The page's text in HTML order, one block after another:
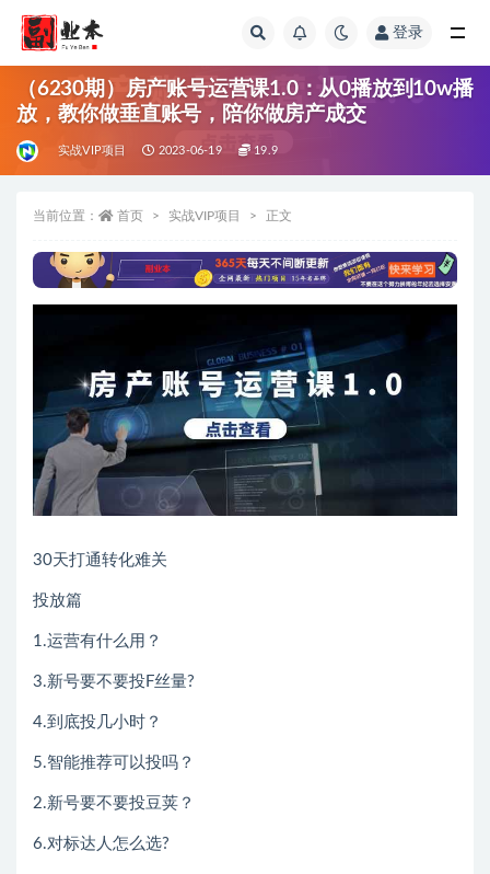
登录
（6230期）房产账号运营课1.0：从0播放到10w播
放，教你做垂直账号，陪你做房产成交
实战VIP项目 2023-06-19 19.9
当前位置： 首页 实战VIP项目 正文
30天打通转化难关
投放篇
1.运营有什么用？
3.新号要不要投F丝量?
4.到底投几小时？
5.智能推荐可以投吗？
2.新号要不要投豆荚？
6.对标达人怎么选?